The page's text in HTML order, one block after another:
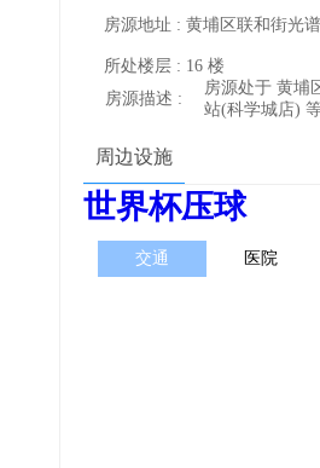
房源地址 : 黄埔区联和街光
所处楼层 : 16 楼
房源描述 :
房源处于 黄埔
站(科学城店)
周边设施